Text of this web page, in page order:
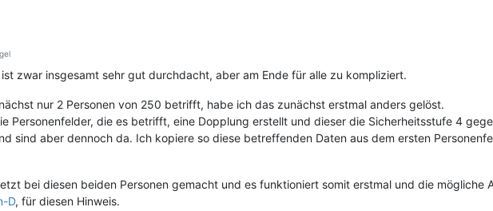
zwar insgesamt sehr gut durchdacht, aber am Ende für alle zu kompliziert.
nur 2 Personen von 250 betrifft, habe ich das zunächst erstmal anders gelöst.
Personenfelder, die es betrifft, eine Dopplung erstellt und dieser die Sicherheitsstufe 4
sind aber dennoch da. Ich kopiere so diese betreffenden Daten aus dem ersten
bei diesen beiden Personen gemacht und es funktioniert somit erstmal und die mögliche
D, für diesen Hinweis.